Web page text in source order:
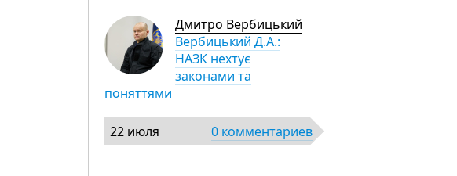
Дмитро Вербицький
Вербицький Д.А.:
НАЗК нехтує
законами та
поняттями
22 июля 0 комментариев